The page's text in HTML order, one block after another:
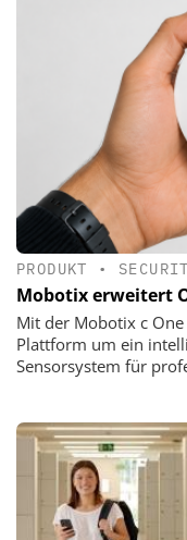
PRODUKT •
Mobotix erweitert
Mit der Mobotix c
Plattform um ein
Sensorsystem für